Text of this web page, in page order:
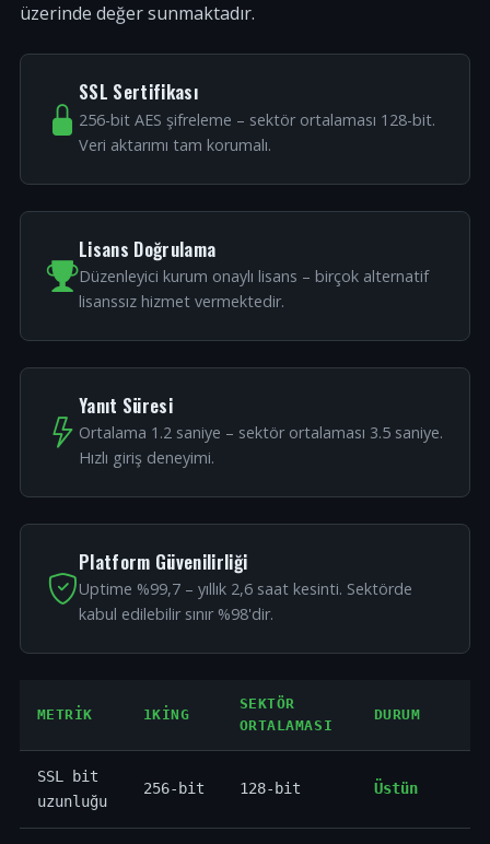
üzerinde değer sunmaktadır.
SSL Sertifikası
256-bit AES şifreleme – sektör ortalaması 128-bit.
Veri aktarımı tam korumalı.
Lisans Doğrulama
Düzenleyici kurum onaylı lisans – birçok alternatif
lisanssız hizmet vermektedir.
Yanıt Süresi
Ortalama 1.2 saniye – sektör ortalaması 3.5 saniye.
Hızlı giriş deneyimi.
Platform Güvenilirliği
Uptime %99,7 – yıllık 2,6 saat kesinti. Sektörde
kabul edilebilir sınır %98'dir.
METRIK 1KING
SEKTÖR
ORTALAMASI
DURUM
SSL bit
uzunluğu
256-bit 128-bit Üstün